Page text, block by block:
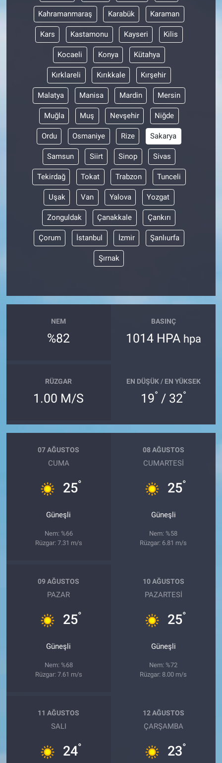
Kahramanmaraş Karabük Karaman
Kars Kastamonu Kayseri Kilis
Kocaeli Konya Kütahya
Kırklareli Kırıkkale Kırşehir
Malatya Manisa Mardin Mersin
Muğla Muş Nevşehir Niğde
Ordu Osmaniye Rize Sakarya
Samsun Siirt Sinop Sivas
Tekirdağ Tokat Trabzon Tunceli
Uşak Van Yalova Yozgat
Zonguldak Çanakkale Çankırı
Çorum İstanbul İzmir Şanlıurfa
Şırnak
NEM
%82
BASINÇ
1014 HPA hpa
RÜZGAR
1.00 M/S
EN DÜŞÜK / EN YÜKSEK
19° / 32°
07 AĞUSTOS
CUMA
25°
Güneşli
Nem: %66
Rüzgar: 7.31 m/s
08 AĞUSTOS
CUMARTESI
25°
Güneşli
Nem: %58
Rüzgar: 6.81 m/s
09 AĞUSTOS
PAZAR
25°
Güneşli
Nem: %68
Rüzgar: 7.61 m/s
10 AĞUSTOS
PAZARTESI
25°
Güneşli
Nem: %72
Rüzgar: 8.00 m/s
11 AĞUSTOS
SALI
24°
12 AĞUSTOS
ÇARŞAMBA
23°